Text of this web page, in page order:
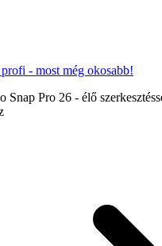
- most még okosabb!
Snap Pro 26 - élő